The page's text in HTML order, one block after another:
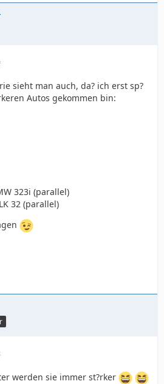
sieht man auch, da? ich erst sp?
Autos gekommen bin:
323i (parallel)
32 (parallel)
werden sie immer st?rker